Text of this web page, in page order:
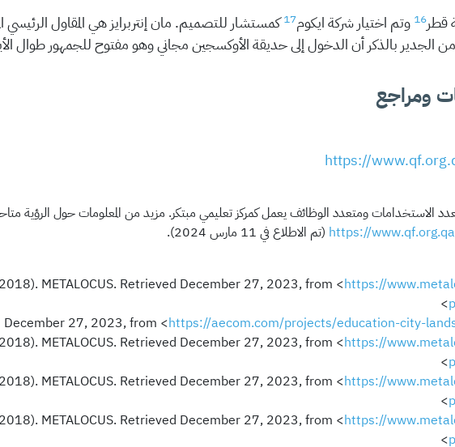
قطر16 وتم اختيار شركة ايكوم17كمستشار للتصميم. مان إنتربرايز هي المقاول الرئيسي
الجدير بالذكر أن الدخول إلى حديقة الأوكسجين مجاني وهو مفتوح للجمهور طوال
ومراجع
https://
https:// (تم الاطلاع في 11 مارس 2024).
https://
>
https://aecom.com/projects/education-city-
https://
>
https://
>
https://
>